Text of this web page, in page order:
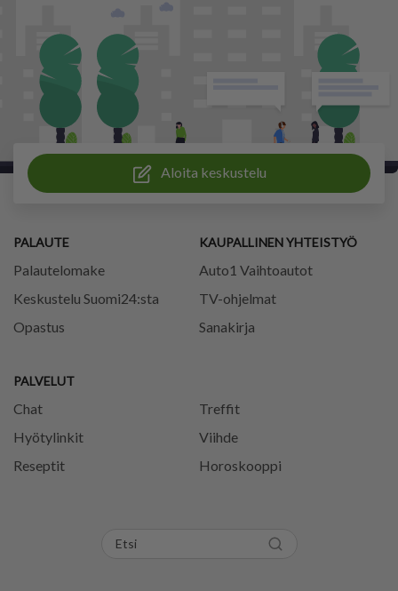
Aloita keskustelu
PALAUTE
Palautelomake
Keskustelu Suomi24:sta
Opastus
PALVELUT
Chat
Treffit
Hyötylinkit
Viihde
Reseptit
Horoskooppi
KAUPALLINEN YHTEISTYÖ
Auto1 Vaihtoautot
TV-ohjelmat
Sanakirja